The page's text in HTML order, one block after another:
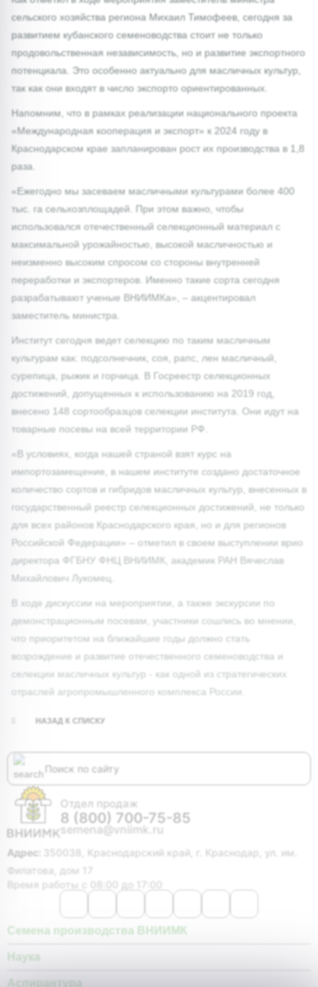
сельского хозяйства региона Михаил Тимофеев, сегодня за
развитием кубанского семеноводства стоит не только
продовольственная независимость, но и развитие экспортного
потенциала. Это особенно актуально для масличных культур,
так как они входят в число экспорто ориентированных.
Напомним, что в рамках реализации национального проекта
«Международная кооперация и экспорт» к 2024 году в
Краснодарском крае запланирован рост их производства в 1,8
раза.
«Ежегодно мы засеваем масличными культурами более 400
тыс. га сельхозплощадей. При этом важно, чтобы
использовался отечественный селекционный материал с
максимальной урожайностью, высокой масличностью и
неизменно высоким спросом со стороны внутренней
переработки и экспортеров. Именно такие сорта сегодня
разрабатывают ученые ВНИИМКа», – акцентировал
заместитель министра.
Институт сегодня ведет селекцию по таким масличным
культурам как: подсолнечник, соя, рапс, лен масличный,
сурепица, рыжик и горчица. В Госреестр селекционных
достижений, допущенных к использованию на 2019 год,
внесено 148 сортообразцов селекции института. Они идут на
товарные посевы на всей территории РФ.
«В условиях, когда нашей страной взят курс на
импортозамещение, в нашем институте создано достаточное
количество сортов и гибридов масличных культур, внесенных в
государственный реестр селекционных достижений, не только
для всех районов Краснодарского края, но и для регионов
Российской Федерации» – отметил в своем выступлении врио
директора ФГБНУ ФНЦ ВНИИМК, академик РАН Вячеслав
Михайлович Лукомец.
В ходе дискуссии на мероприятии, а также экскурсии по
демонстрационным посевам, участники сошлись во мнении,
что приоритетом на ближайшие годы должно стать
возрождение и развитие отечественного семеноводства и
селекции масличных культур - как одной из стратегических
отраслей агропромышленного комплекса России.
НАЗАД К СПИСКУ
Отдел продаж
8 (800) 700-75-85
semena@vniimk.ru
Адрес:
350038, Краснодарский край, г. Краснодар, ул. им.
Филатова, дом 17
Время работы с 08:00 до 17:00
Семена производства ВНИИМК
Наука
Аспирантура